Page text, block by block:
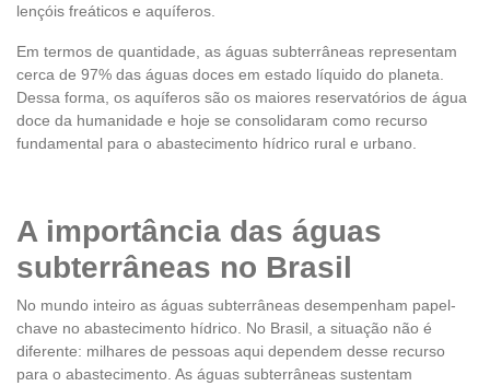
lençóis freáticos e aquíferos.
Em termos de quantidade, as águas subterrâneas representam
cerca de 97% das águas doces em estado líquido do planeta.
Dessa forma, os aquíferos são os maiores reservatórios de água
doce da humanidade e hoje se consolidaram como recurso
fundamental para o abastecimento hídrico rural e urbano.
A importância das águas
subterrâneas no Brasil
No mundo inteiro as águas subterrâneas desempenham papel-
chave no abastecimento hídrico. No Brasil, a situação não é
diferente: milhares de pessoas aqui dependem desse recurso
para o abastecimento. As águas subterrâneas sustentam